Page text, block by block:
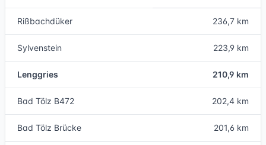
Rißbachdüker 236,7 km
Sylvenstein 223,9 km
Lenggries 210,9 km
Bad Tölz B472 202,4 km
Bad Tölz Brücke 201,6 km